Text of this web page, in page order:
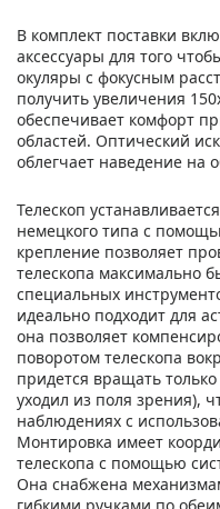
В комплект поставки
аксессуары для того
окуляры с фокусным
получить увеличения
обеспечивает комфорт
областей. Оптический
облегчает наведение на
Телескоп
немецкого типа с
крепление позволяет
телескопа максимально
специальных
идеально подходит для
она позволяет
поворотом телескопа
придется вращать
уходил из поля зрения),
наблюдениях с
Монтировка имеет
телескопа с помощью
Она снабжена